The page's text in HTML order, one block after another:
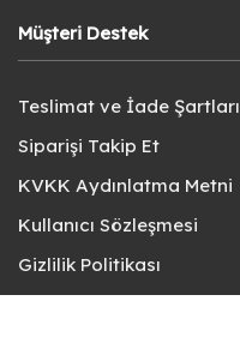
Müşteri Destek
Teslimat ve İade Şartları
Siparişi Takip Et
KVKK Aydınlatma Metni
Kullanıcı Sözleşmesi
Gizlilik Politikası